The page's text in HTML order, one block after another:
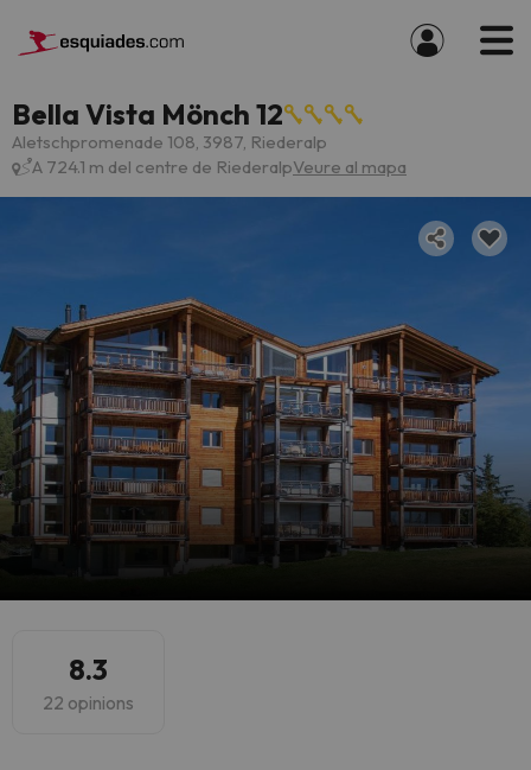
Bella Vista Mönch 12
Aletschpromenade 108, 3987, Riederalp
A 724.1 m del centre de RiederalpVeure al mapa
8.3
22 opinions